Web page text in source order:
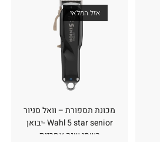
אזל המלאי
מכונת תספורת – וואל סניור
Wahl 5 star senior -יבואן
רשמי שנה אחריות